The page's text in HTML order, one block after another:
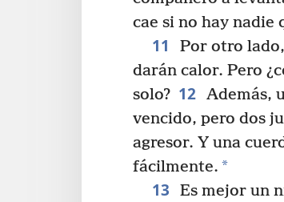
cae si no hay nadie
11 Por otro
darán calor. Pero
solo? 12 Además,
vencido, pero dos
agresor. Y una
fácilmente. *
13
Es mejor un